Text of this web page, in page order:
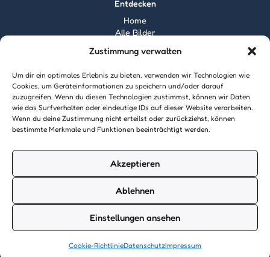
Zustimmung verwalten
Um dir ein optimales Erlebnis zu bieten, verwenden wir Technologien wie
Cookies, um Geräteinformationen zu speichern und/oder darauf
zuzugreifen. Wenn du diesen Technologien zustimmst, können wir Daten
wie das Surfverhalten oder eindeutige IDs auf dieser Website verarbeiten.
Wenn du deine Zustimmung nicht erteilst oder zurückziehst, können
bestimmte Merkmale und Funktionen beeinträchtigt werden.
Akzeptieren
Ablehnen
Einstellungen ansehen
Cookie-RichtlinieDatenschutzImpressum
Entdecken
Home
Alle Bilder
Information
Über mich
Kontakt
Inhaltsrichtlinien
Recht & Datenschutz
Impressum
AGB
Cookies
© 2026 Ausmalbilder24.de - Alle Rechte vorbehalten. Made with
in Deutschland.